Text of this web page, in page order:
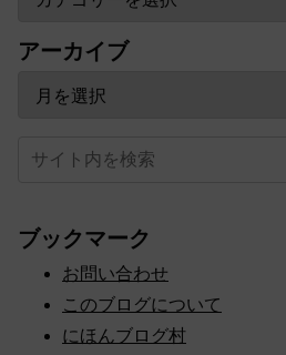
アーカイブ
ブックマーク
お問い合わせ
このブログについて
にほんブログ村